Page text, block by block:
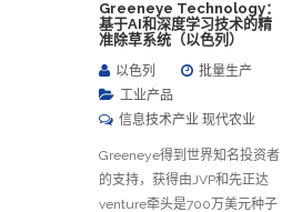
Greeneye Technology：
基于AI和深度学习技术的精
准除草系统（以色列）
以色列
批量生产
工业产品
信息技术产业 现代农业
Greeneye得到世界知名投资者
的支持，获得由JVP和先正达
venture牵头是700万美元种子